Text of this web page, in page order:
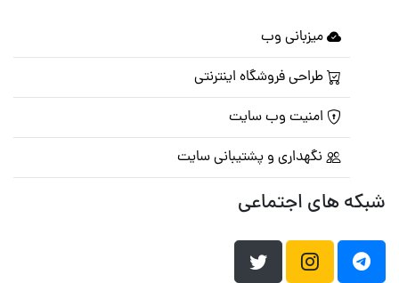
میزبانی وب
طراحی فروشگاه اینترنتی
امنیت وب سایت
نگهداری و پشتیبانی سایت
شبکه های اجتماعی